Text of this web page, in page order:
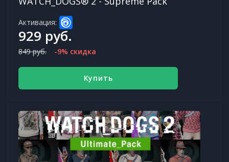
Активация:
929 руб.
849 руб. -9% скидка
Купить